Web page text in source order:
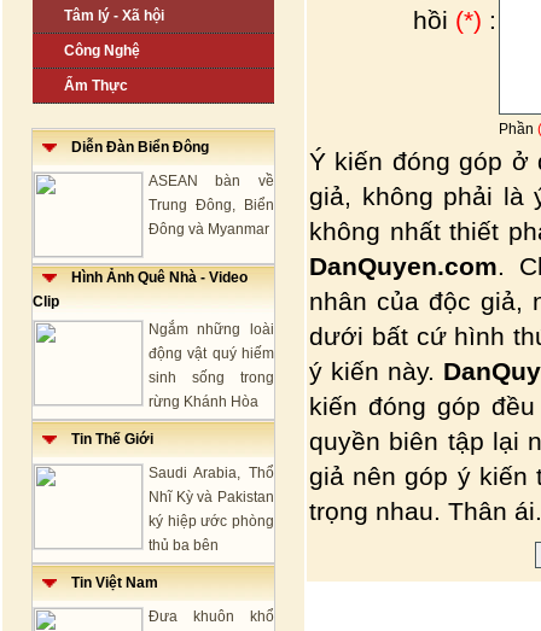
Tâm lý - Xã hội
Công Nghệ
Ẩm Thực
Diễn Đàn Biển Đông
ASEAN bàn về
Trung Đông, Biển
Đông và Myanmar
Hình Ảnh Quê Nhà - Video
Clip
Ngắm những loài
động vật quý hiếm
sinh sống trong
rừng Khánh Hòa
Tin Thế Giới
Saudi Arabia, Thổ
Nhĩ Kỳ và Pakistan
ký hiệp ước phòng
thủ ba bên
Tin Việt Nam
Đưa khuôn khổ
hồi (*) :
Phần
Ý kiến đóng góp ở
giả, không phải là
không nhất thiết
DanQuyen.com.
nhân của độc giả,
dưới bất cứ hình
ý kiến này.
kiến đóng góp
quyền biên tập lại
giả nên góp ý kiến
trọng nhau. Thân